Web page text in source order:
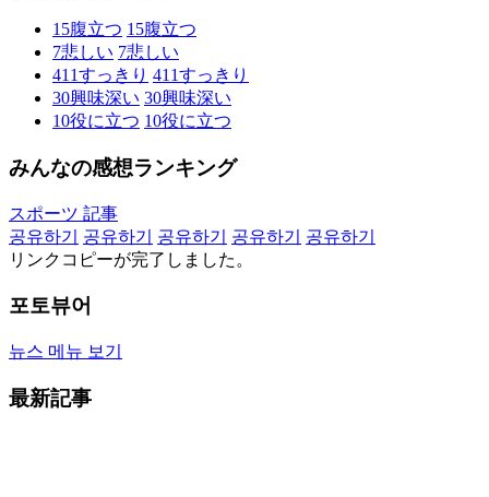
15腹立つ 15腹立つ
7悲しい 7悲しい
411すっきり 411すっきり
30興味深い 30興味深い
10役に立つ 10役に立つ
みんなの感想ランキング
スポーツ 記事
공유하기
공유하기 공유하기 공유하기
공유하기
リンクコピーが完了しました。
포토뷰어
뉴스 메뉴 보기
最新記事